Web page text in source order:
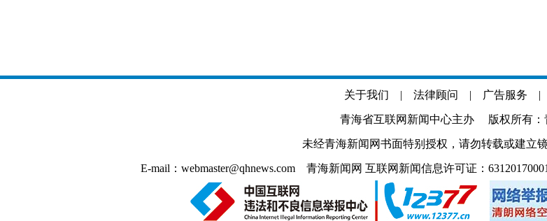
关于我们 | 法律顾问 | 广告服务 |
青海省互联网新闻中心主办 版权所有：
未经青海新闻网书面特别授权，请勿转载或建立
E-mail：webmaster@qhnews.com 青海新闻网 互联网新闻信息许可证：63120170001